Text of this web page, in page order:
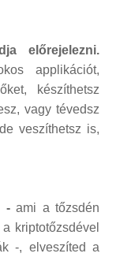
előrejelezni.
applikációt,
készíthetsz
vagy tévedsz
veszíthetsz is,
-ami a tőzsdén
kriptotőzsdével
-, elveszíted a